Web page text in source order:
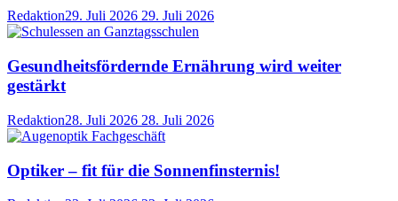
Redaktion29. Juli 2026 29. Juli 2026
Gesundheitsfördernde Ernährung wird weiter
gestärkt
Redaktion28. Juli 2026 28. Juli 2026
Optiker – fit für die Sonnenfinsternis!